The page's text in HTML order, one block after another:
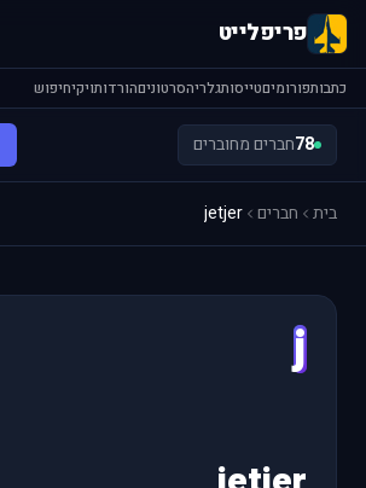
פריפלייט
כתבותפורומיםטייסותגלריהסרטוניםהורדותויקיחיפוש
78חברים מחוברים
בית חברים jetjer
j